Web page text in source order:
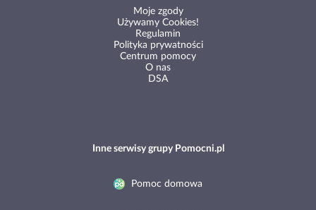
Moje zgody
Używamy Cookies!
Regulamin
Polityka prywatności
Centrum pomocy
O nas
DSA
Inne serwisy grupy Pomocni.pl
Pomoc domowa